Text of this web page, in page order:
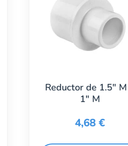
Reductor de 1.5″
1″ M
4,68€